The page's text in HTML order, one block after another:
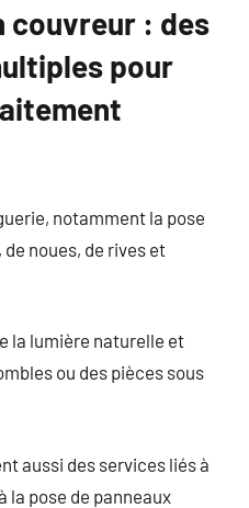
couvreur : des
pour
notamment la pose
noues, de rives et
la lumière naturelle et
ou des pièces sous
aussi des services liés à
la pose de panneaux